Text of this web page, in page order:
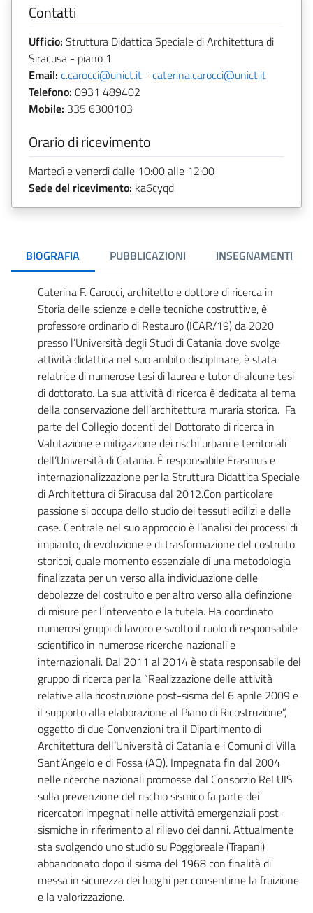
Contatti
Ufficio: Struttura Didattica Speciale di Architettura di
Siracusa - piano 1
Email: c.carocci@unict.it - caterina.carocci@unict.it
Telefono: 0931 489402
Mobile: 335 6300103
Orario di ricevimento
Martedì e venerdì dalle 10:00 alle 12:00
Sede del ricevimento: ka6cyqd
BIOGRAFIA PUBBLICAZIONI INSEGNAMENTI
Caterina F. Carocci, architetto e dottore di ricerca in
Storia delle scienze e delle tecniche costruttive, è
professore ordinario di Restauro (ICAR/19) da 2020
presso l’Università degli Studi di Catania dove svolge
attività didattica nel suo ambito disciplinare, è stata
relatrice di numerose tesi di laurea e tutor di alcune tesi
di dottorato. La sua attività di ricerca è dedicata al tema
della conservazione dell’architettura muraria storica. Fa
parte del Collegio docenti del Dottorato di ricerca in
Valutazione e mitigazione dei rischi urbani e territoriali
dell’Università di Catania. È responsabile Erasmus e
internazionalizzazione per la Struttura Didattica Speciale
di Architettura di Siracusa dal 2012.Con particolare
passione si occupa dello studio dei tessuti edilizi e delle
case. Centrale nel suo approccio è l’analisi dei processi di
impianto, di evoluzione e di trasformazione del costruito
storicoi, quale momento essenziale di una metodologia
finalizzata per un verso alla individuazione delle
debolezze del costruito e per altro verso alla definzione
di misure per l’intervento e la tutela. Ha coordinato
numerosi gruppi di lavoro e svolto il ruolo di responsabile
scientifico in numerose ricerche nazionali e
internazionali. Dal 2011 al 2014 è stata responsabile del
gruppo di ricerca per la “Realizzazione delle attività
relative alla ricostruzione post-sisma del 6 aprile 2009 e
il supporto alla elaborazione al Piano di Ricostruzione”,
oggetto di due Convenzioni tra il Dipartimento di
Architettura dell’Università di Catania e i Comuni di Villa
Sant’Angelo e di Fossa (AQ). Impegnata fin dal 2004
nelle ricerche nazionali promosse dal Consorzio ReLUIS
sulla prevenzione del rischio sismico fa parte dei
ricercatori impegnati nelle attività emergenziali post-
sismiche in riferimento al rilievo dei danni. Attualmente
sta svolgendo uno studio su Poggioreale (Trapani)
abbandonato dopo il sisma del 1968 con finalità di
messa in sicurezza dei luoghi per consentirne la fruizione
e la valorizzazione.